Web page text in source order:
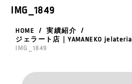
IMG_1849
HOME / 実績紹介
/
ジェラート店｜YAMANEKO jelateria
IMG_1849